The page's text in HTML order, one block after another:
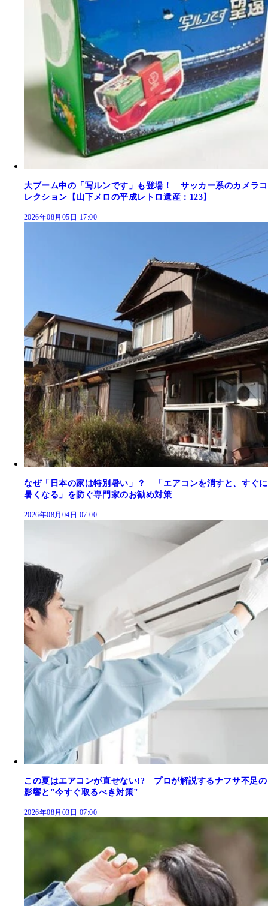
大ブーム中の「写ルンです」も登場！ サッカー系のカメラコ
レクション【山下メロの平成レトロ遺産：123】
2026年08月05日 17:00
なぜ「日本の家は特別暑い」？ 「エアコンを消すと、すぐに
暑くなる」を防ぐ専門家のお勧め対策
2026年08月04日 07:00
この夏はエアコンが直せない!? プロが解説するナフサ不足の
影響と"今すぐ取るべき対策"
2026年08月03日 07:00